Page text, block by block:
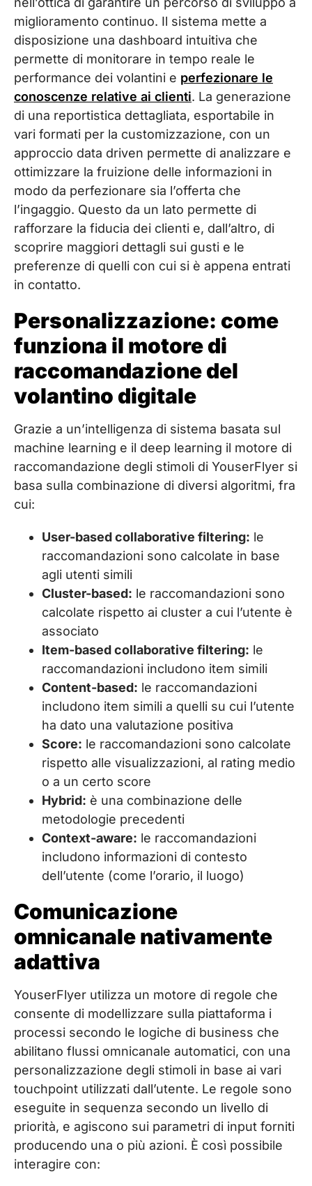
miglioramento continuo. Il sistema mette a
disposizione una dashboard intuitiva che
permette di monitorare in tempo reale le
performance dei volantini e perfezionare le
conoscenze relative ai clienti. La generazione
di una reportistica dettagliata, esportabile in
vari formati per la customizzazione, con un
approccio data driven permette di analizzare e
ottimizzare la fruizione delle informazioni in
modo da perfezionare sia l’offerta che
l’ingaggio. Questo da un lato permette di
rafforzare la fiducia dei clienti e, dall’altro, di
scoprire maggiori dettagli sui gusti e le
preferenze di quelli con cui si è appena entrati
in contatto.
Personalizzazione: come
funziona il motore di
raccomandazione del
volantino digitale
Grazie a un’intelligenza di sistema basata sul
machine learning e il deep learning il motore di
raccomandazione degli stimoli di YouserFlyer si
basa sulla combinazione di diversi algoritmi, fra
cui:
User-based collaborative filtering: le
raccomandazioni sono calcolate in base
agli utenti simili
Cluster-based: le raccomandazioni sono
calcolate rispetto ai cluster a cui l’utente è
associato
Item-based collaborative filtering: le
raccomandazioni includono item simili
Content-based: le raccomandazioni
includono item simili a quelli su cui l’utente
ha dato una valutazione positiva
Score: le raccomandazioni sono calcolate
rispetto alle visualizzazioni, al rating medio
o a un certo score
Hybrid: è una combinazione delle
metodologie precedenti
Context-aware: le raccomandazioni
includono informazioni di contesto
dell’utente (come l’orario, il luogo)
Comunicazione
omnicanale nativamente
adattiva
YouserFlyer utilizza un motore di regole che
consente di modellizzare sulla piattaforma i
processi secondo le logiche di business che
abilitano flussi omnicanale automatici, con una
personalizzazione degli stimoli in base ai vari
touchpoint utilizzati dall’utente. Le regole sono
eseguite in sequenza secondo un livello di
priorità, e agiscono sui parametri di input forniti
producendo una o più azioni. È così possibile
interagire con: